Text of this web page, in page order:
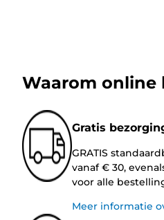
Waarom online
Gratis
GRATIS
vanaf € 30,
voor alle
Meer informatie